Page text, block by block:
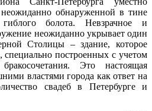
обнаруженной в тине
гиблого болота. Невзрачное и
неожиданно укрывает один
Столицы – здание, которое
специально построенных с учетом
Это настоящая
властями города как ответ на
свадеб в Петербурге и